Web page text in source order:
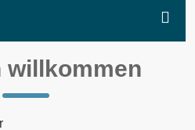
willkommen